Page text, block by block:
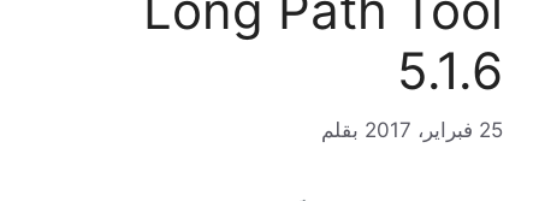
5.1.6
25 فبراير، 2017 بقلم